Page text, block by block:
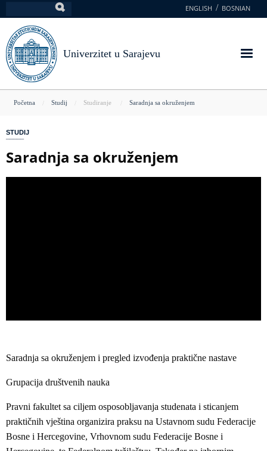
na
glavni
sadržaj
ENGLISH BOSNIAN
Univerzitet u Sarajevu
You
here
Početna Studij Studiranje Saradnja sa okruženjem
STUDIJ
Saradnja sa okruženjem
Saradnja sa okruženjem i pregled izvođenja praktične nastave
Grupacija društvenih nauka
Pravni fakultet sa ciljem osposobljavanja studenata i sticanjem
praktičnih vještina organizira praksu na Ustavnom sudu Federacije
Bosne i Hercegovine, Vrhovnom sudu Federacije Bosne i